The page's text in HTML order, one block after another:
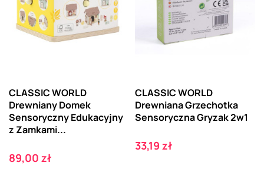
CLASSIC WORLD
Drewniany Domek
Sensoryczny Edukacyjny
z Zamkami...
Cena
89,00 zł
CLASSIC WORLD
Drewniana Grzechotka
Sensoryczna Gryzak 2w1
Cena
33,19 zł